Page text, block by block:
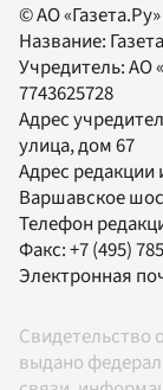
© АО
Название:
Учредитель:АО
7743625728
Адрес
улица, дом 67
Адрес редакции
Варшавское
Телефон
Факс:+7 (495)
Электронная
Свидетельство
выдано